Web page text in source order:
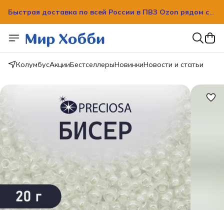
Быстрая доставка по всей России в ПВЗ Ozon рядом с
вашим домом!
Быстрая доставка по всей России в ПВЗ Ozon рядом с
вашим домом!
КолумбусАкцииБестселлерыНовинкиНовости и статьи